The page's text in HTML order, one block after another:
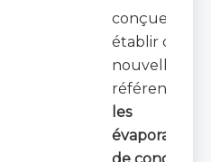
conçue pour
établir de
nouvelles
références
les
évaporateurs